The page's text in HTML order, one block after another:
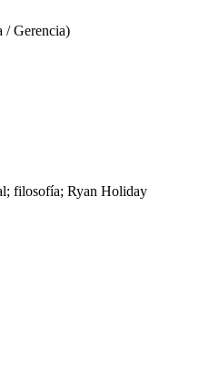
/ Gerencia)
filosofía; Ryan Holiday